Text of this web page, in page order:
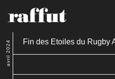
avril 2024 Fin des Etoiles du Rugby